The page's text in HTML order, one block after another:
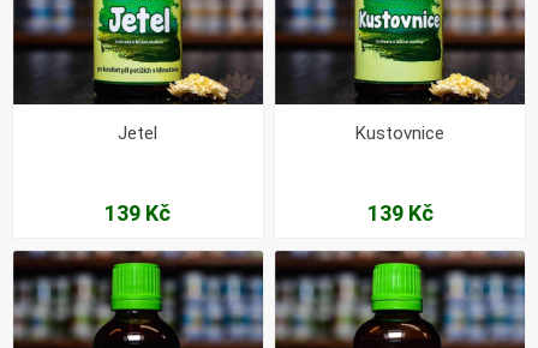
Jetel
139 Kč
Kustovnice
139 Kč